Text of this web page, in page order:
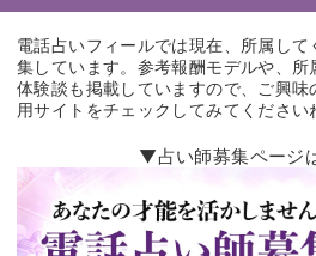
電話占い
電話占いフィールでは現在、所属して
集しています。参考報酬モデルや、所
体験談も掲載していますので、ご興味
用サイトをチェックしてみてください